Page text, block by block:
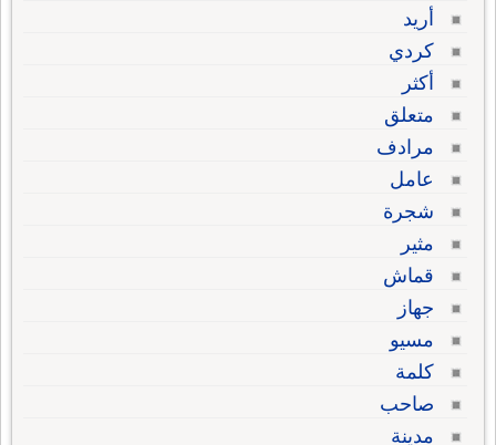
أريد
كردي
أكثر
متعلق
مرادف
عامل
شجرة
مثير
قماش
جهاز
مسيو
كلمة
صاحب
مدينة